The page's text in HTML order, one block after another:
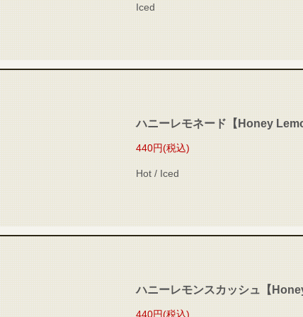
Iced
ハニーレモネード【Honey
440円(税込)
Hot / Iced
ハニーレモンスカッシュ【
440円(税込)